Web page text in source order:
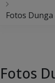
Fotos Dunga
Fotos